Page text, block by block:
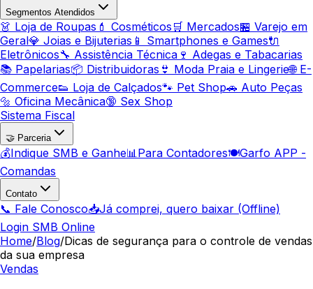
Segmentos Atendidos
👗 Loja de Roupas 💄 Cosméticos 🛒 Mercados🏪 Varejo em
Geral💎 Joias e Bijuterias 📱 Smartphones e Games🔌
Eletrônicos🔧 Assistência Técnica 🍷 Adegas e Tabacarias
📚 Papelarias📦 Distribuidoras 👙 Moda Praia e Lingerie🌐 E-
Commerce👟 Loja de Calçados🐾 Pet Shop🚗 Auto Peças
🔩 Oficina Mecânica🔞 Sex Shop
Sistema Fiscal
🤝 Parceria
💰Indique SMB e Ganhe📊Para Contadores🍽️Garfo APP -
Comandas
Contato
📞 Fale Conosco📥Já comprei, quero baixar (Offline)
Login SMB Online
Home/Blog/Dicas de segurança para o controle de vendas
da sua empresa
Vendas